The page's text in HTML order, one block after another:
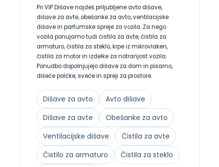
Pri VIP Dišave najdeš priljubljene avto dišave,
dišave za avte, obešanke za avto, ventilacijske
dišave in parfumske spreje za vozila. Za nego
vozila ponujamo tudi čistila za avte, čistila za
armaturo, čistila za steklo, krpe iz mikrovlaken,
čistila za motor in izdelke za notranjost vozila.
Ponudbo dopolnjujejo dišave za dom in pisarno,
dišeče palčke, sveče in spreji za prostore.
Dišave za avto
Avto dišave
Dišave za avte
Obešanke za avto
Ventilacijske dišave
Čistila za avte
Čistilo za armaturo
Čistila za steklo